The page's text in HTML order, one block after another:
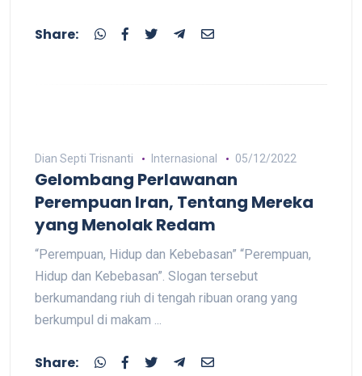
Share:
Dian Septi Trisnanti Internasional 05/12/2022
Gelombang Perlawanan
Perempuan Iran, Tentang Mereka
yang Menolak Redam
“Perempuan, Hidup dan Kebebasan” “Perempuan,
Hidup dan Kebebasan”. Slogan tersebut
berkumandang riuh di tengah ribuan orang yang
berkumpul di makam ...
Share: